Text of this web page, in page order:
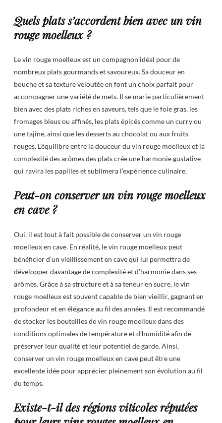
Quels plats s’accordent bien avec un vin
rouge moelleux ?
Le vin rouge moelleux est un compagnon idéal pour de
nombreux plats gourmands et savoureux. Sa douceur en
bouche et sa texture veloutée en font un choix parfait pour
accompagner une variété de mets. Il se marie particulièrement
bien avec des plats riches en saveurs, tels que le foie gras, les
fromages bleus ou affinés, les plats épicés comme un curry ou
une tajine, ainsi que les desserts au chocolat ou aux fruits
rouges. L’équilibre entre la douceur du vin rouge moelleux et la
complexité des arômes des plats crée une harmonie gustative
qui ravira les papilles et sublimera l’expérience culinaire.
Peut-on conserver un vin rouge moelleux
en cave ?
Oui, il est tout à fait possible de conserver un vin rouge
moelleux en cave. En réalité, le vin rouge moelleux peut
bénéficier d’un vieillissement en cave qui lui permettra de
développer davantage de complexité et d’harmonie dans ses
arômes. Grâce à sa structure et à sa teneur en sucre, le vin
rouge moelleux est souvent capable de bien vieillir, gagnant en
profondeur et en élégance au fil des années. Il est recommandé
de stocker les bouteilles de vin rouge moelleux dans des
conditions optimales de température et d’humidité afin de
préserver leur qualité et leur potentiel de garde. Ainsi,
conserver un vin rouge moelleux en cave peut être une
excellente idée pour apprécier pleinement son évolution au fil
du temps.
Existe-t-il des régions viticoles réputées